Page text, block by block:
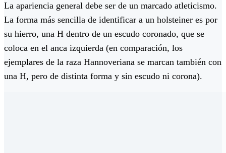
La apariencia general debe ser de un marcado atleticismo.
La forma más sencilla de identificar a un holsteiner es por
su hierro, una H dentro de un escudo coronado, que se
coloca en el anca izquierda (en comparación, los
ejemplares de la raza Hannoveriana se marcan también con
una H, pero de distinta forma y sin escudo ni corona).